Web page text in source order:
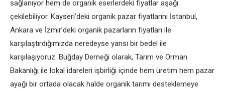
sağlanıyor hem de organik eserlerdeki fiyatlar aşağı
çekilebiliyor. Kayseri’deki organik pazar fiyatlarını İstanbul,
Ankara ve İzmir’deki organik pazarların fiyatları ile
karşılaştırdığımızda neredeyse yarısı bir bedel ile
karşılaşıyoruz. Buğday Derneği olarak, Tarım ve Orman
Bakanlığı ile lokal idareleri işbirliği içinde hem üretim hem pazar
ayağı bir ortada olacak halde organik tarımı desteklemeye